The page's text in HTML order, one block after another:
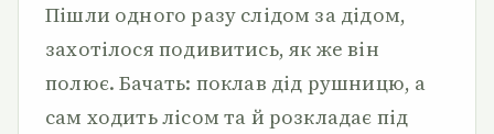
Пішли одного разу слідом за дідом,
захотілося подивитись, як же він
полює. Бачать: поклав дід рушницю, а
сам ходить лісом та й розкладає під